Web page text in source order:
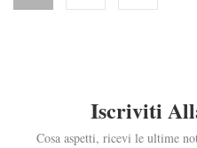
Iscriviti
Cosa aspetti, ricevi le ultime